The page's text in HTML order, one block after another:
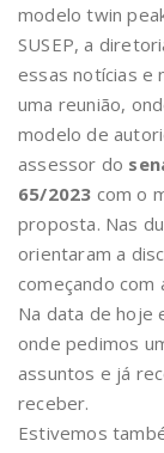
modelo twin
SUSEP, a
essas notícias e
uma reunião,
modelo de
assessor do
65/2023 com o
proposta. Nas
orientaram a
começando com
Na data de hoje
onde pedimos
assuntos e já
receber.
Estivemos